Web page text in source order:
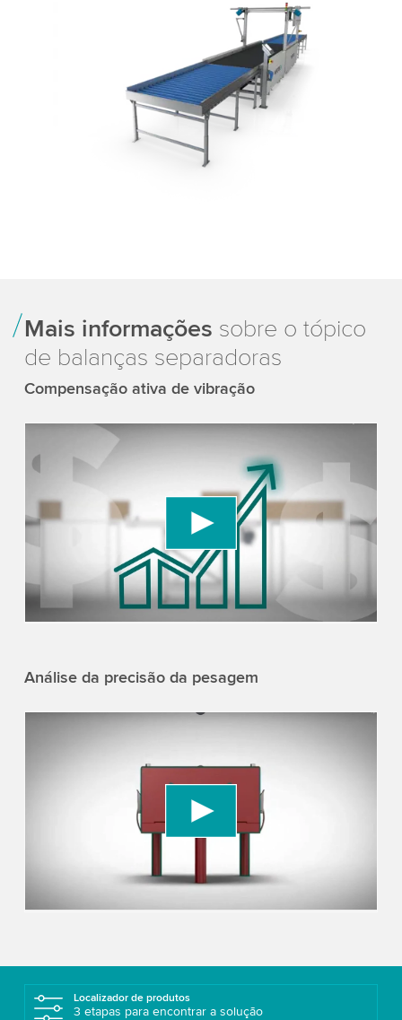
Mais informações sobre o tópico
de balanças separadoras
Compensação ativa de vibração
We use a third party service to embed video
content that may collect data about your activity.
Please review the details and accept the service
to watch this video.
Análise da precisão da pesagem
We use a third party service to embed video
content that may collect data about your activity.
Please review the details and accept the service
Accept More information
Localizador de produtos
3 etapas para encontrar a solução